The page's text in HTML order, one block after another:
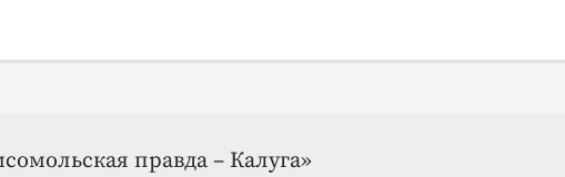
правда – Калуга»